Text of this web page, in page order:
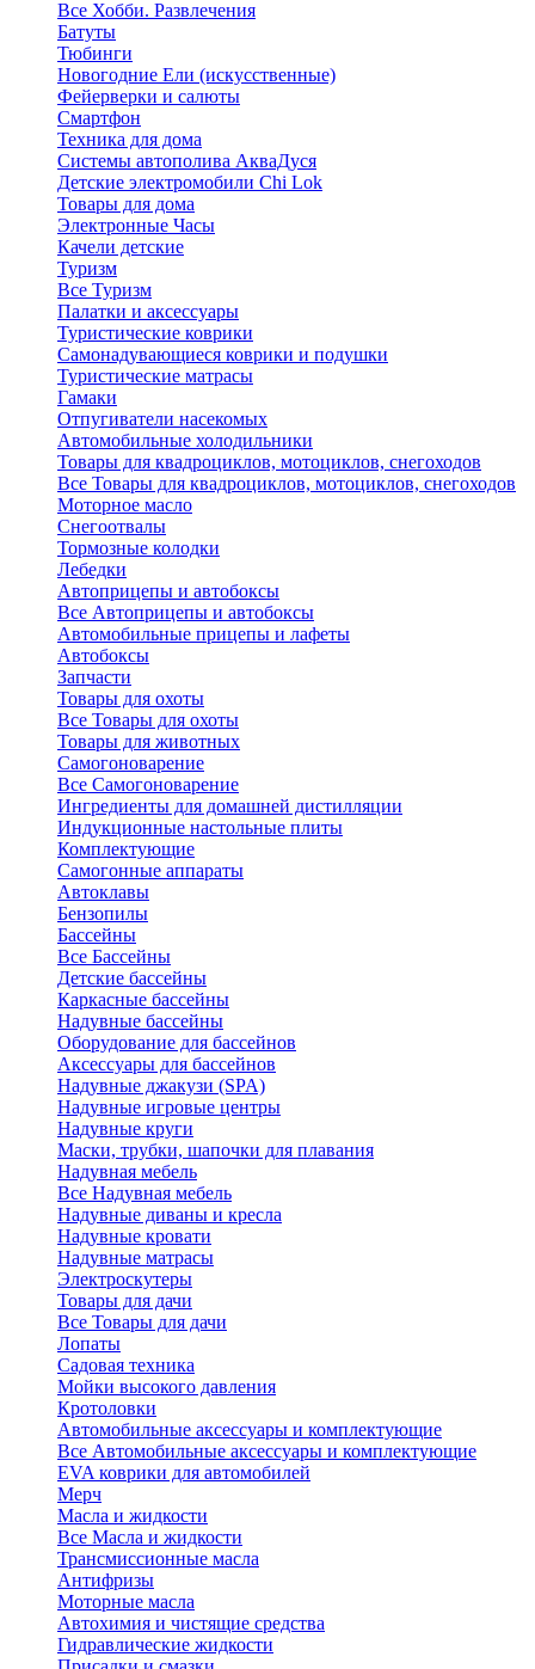
Все Хобби. Развлечения
Батуты
Тюбинги
Новогодние Ели (искусственные)
Фейерверки и салюты
Смартфон
Техника для дома
Системы автополива АкваДуся
Детские электромобили Chi Lok
Товары для дома
Электронные Часы
Качели детские
Туризм
Все Туризм
Палатки и аксессуары
Туристические коврики
Самонадувающиеся коврики и подушки
Туристические матрасы
Гамаки
Отпугиватели насекомых
Автомобильные холодильники
Товары для квадроциклов, мотоциклов, снегоходов
Все Товары для квадроциклов, мотоциклов, снегоходов
Моторное масло
Снегоотвалы
Тормозные колодки
Лебедки
Автоприцепы и автобоксы
Все Автоприцепы и автобоксы
Автомобильные прицепы и лафеты
Автобоксы
Запчасти
Товары для охоты
Все Товары для охоты
Товары для животных
Самогоноварение
Все Самогоноварение
Ингредиенты для домашней дистилляции
Индукционные настольные плиты
Комплектующие
Самогонные аппараты
Автоклавы
Бензопилы
Бассейны
Все Бассейны
Детские бассейны
Каркасные бассейны
Надувные бассейны
Оборудование для бассейнов
Аксессуары для бассейнов
Надувные джакузи (SPA)
Надувные игровые центры
Надувные круги
Маски, трубки, шапочки для плавания
Надувная мебель
Все Надувная мебель
Надувные диваны и кресла
Надувные кровати
Надувные матрасы
Электроскутеры
Товары для дачи
Все Товары для дачи
Лопаты
Садовая техника
Мойки высокого давления
Кротоловки
Автомобильные аксессуары и комплектующие
Все Автомобильные аксессуары и комплектующие
EVA коврики для автомобилей
Мерч
Масла и жидкости
Все Масла и жидкости
Трансмиссионные масла
Антифризы
Моторные масла
Автохимия и чистящие средства
Гидравлические жидкости